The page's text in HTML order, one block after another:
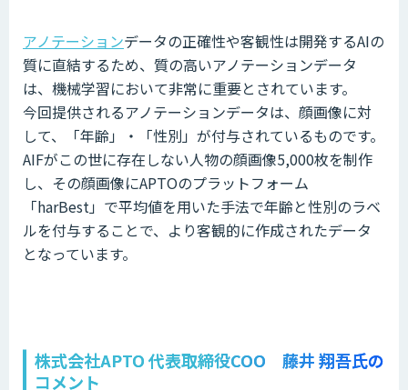
アノテーションデータの正確性や客観性は開発するAIの
質に直結するため、質の高いアノテーションデータ
は、機械学習において非常に重要とされています。
今回提供されるアノテーションデータは、顔画像に対
して、「年齢」・「性別」が付与されているものです。
AIFがこの世に存在しない人物の顔画像5,000枚を制作
し、その顔画像にAPTOのプラットフォーム
「harBest」で平均値を用いた手法で年齢と性別のラベ
ルを付与することで、より客観的に作成されたデータ
となっています。
株式会社APTO 代表取締役COO 藤井 翔吾氏の
コメント